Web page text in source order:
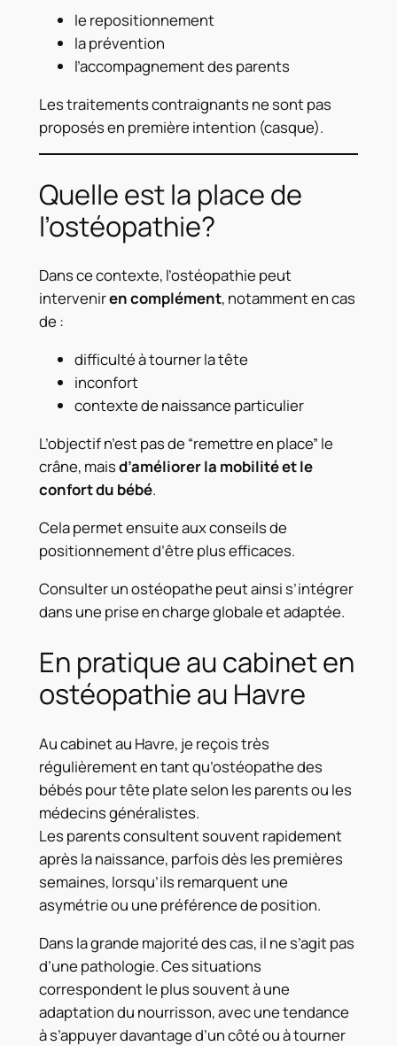
le repositionnement
la prévention
l’accompagnement des parents
Les traitements contraignants ne sont pas
proposés en première intention (casque).
Quelle est la place de
l’ostéopathie?
Dans ce contexte, l’ostéopathie peut
interveniren complément, notamment en cas
de :
difficulté à tourner la tête
inconfort
contexte de naissance particulier
L’objectif n’est pas de “remettre en place” le
crâne, maisd’améliorer la mobilité et le
confort du bébé.
Cela permet ensuite aux conseils de
positionnement d’être plus efficaces.
Consulter un ostéopathe peut ainsi s’intégrer
dans une prise en charge globale et adaptée.
En pratique au cabinet en
ostéopathie au Havre
Au cabinet au Havre, je reçois très
régulièrement en tant qu’ostéopathe des
bébés pour tête plate selon les parents ou les
médecins généralistes.
Les parents consultent souvent rapidement
après la naissance, parfois dès les premières
semaines, lorsqu’ils remarquent une
asymétrie ou une préférence de position.
Dans la grande majorité des cas, il ne s’agit pas
d’une pathologie. Ces situations
correspondent le plus souvent à une
adaptation du nourrisson, avec une tendance
à s’appuyer davantage d’un côté ou à tourner